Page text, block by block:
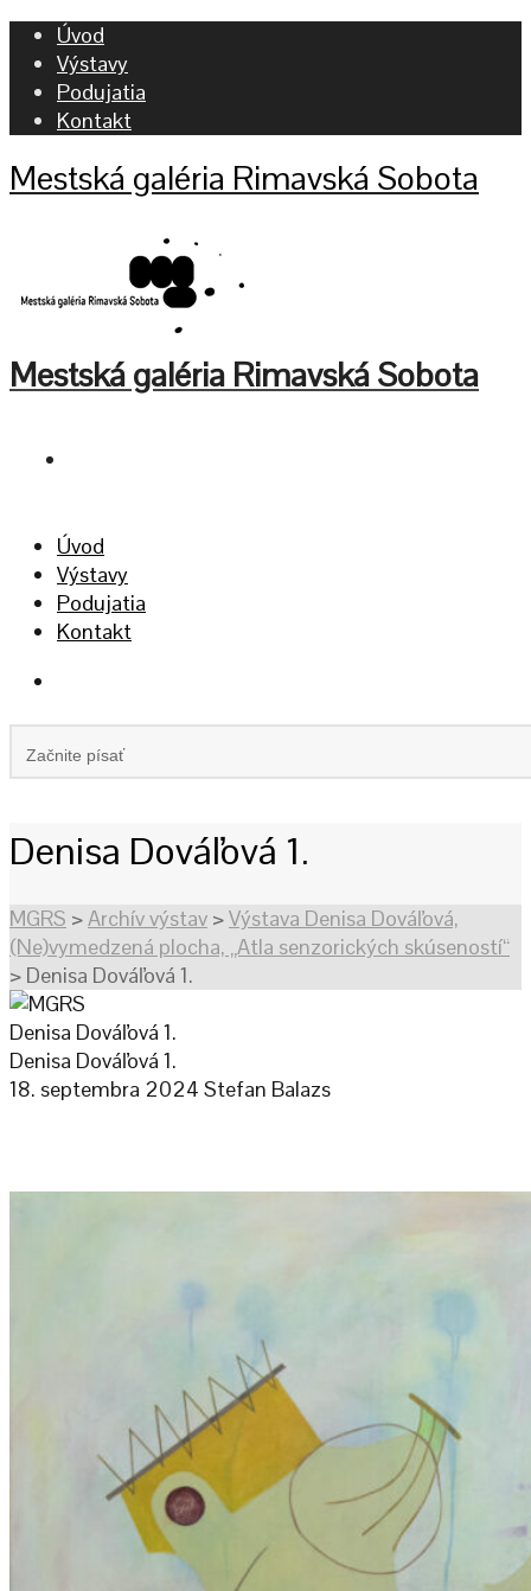
Úvod
Výstavy
Podujatia
Kontakt
Mestská galéria Rimavská Sobota
Mestská galéria Rimavská Sobota
Úvod
Výstavy
Podujatia
Kontakt
Denisa Dováľová 1.
MGRS >Archív výstav >Výstava Denisa Dováľová,
(Ne)vymedzená plocha, „Atla senzorických skúseností“
> Denisa Dováľová 1.
Denisa Dováľová 1.
Denisa Dováľová 1.
18. septembra 2024 Stefan Balazs